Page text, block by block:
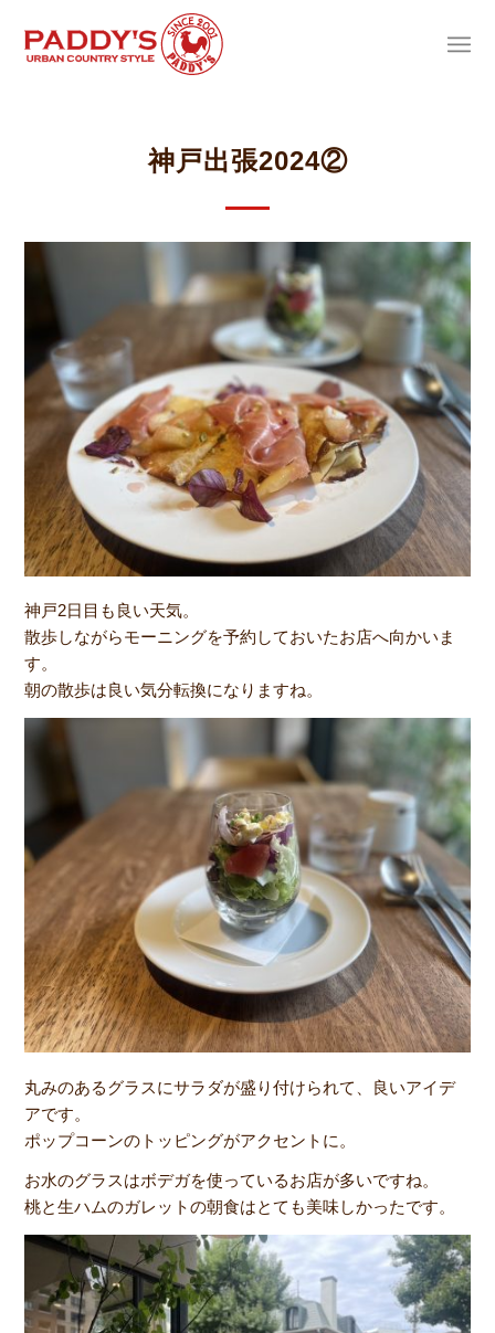
神戸出張2024②
神戸2日目も良い天気。
散歩しながらモーニングを予約しておいたお店へ向かいま
す。
朝の散歩は良い気分転換になりますね。
丸みのあるグラスにサラダが盛り付けられて、良いアイデ
アです。
ポップコーンのトッピングがアクセントに。
お水のグラスはボデガを使っているお店が多いですね。
桃と生ハムのガレットの朝食はとても美味しかったです。